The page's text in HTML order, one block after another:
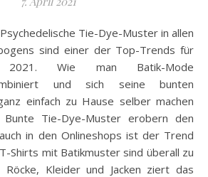
sind einer der Top-Trends für
2021. Wie man Batik-Mode
und sich seine bunten
einfach zu Hause selber machen
Bunte Tie-Dye-Muster erobern den
in den Onlineshops ist der Trend
Shirts mit Batikmuster sind überall zu
Röcke, Kleider und Jacken ziert das